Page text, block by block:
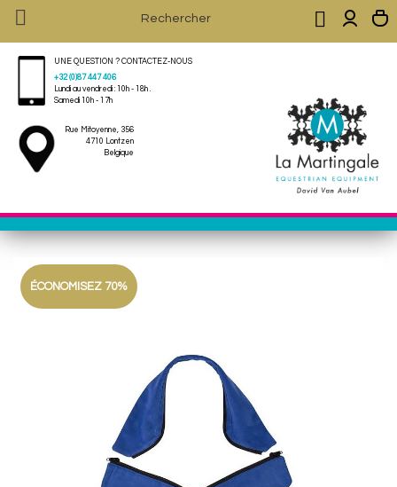
 
UNE QUESTION ? CONTACTEZ-NOUS
+32 (0)87 447 406
Lundi au vendredi : 10h - 18h .
Samedi 10h - 17h
Rue Mitoyenne, 356
4710 Lontzen
Belgique
ÉCONOMISEZ 70%